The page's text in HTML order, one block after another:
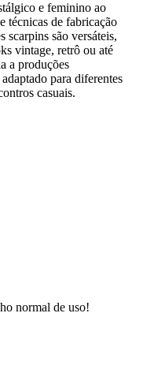
e feminino ao
técnicas de fabricação
scarpins são versáteis,
vintage, retrô ou até
a produções
para diferentes
casuais.
normal de uso!